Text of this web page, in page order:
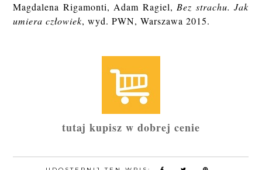
Magdalena Rigamonti, Adam Ragiel,Bez strachu. Jak
umiera człowiek, wyd. PWN, Warszawa 2015.
tutaj kupisz w dobrej cenie